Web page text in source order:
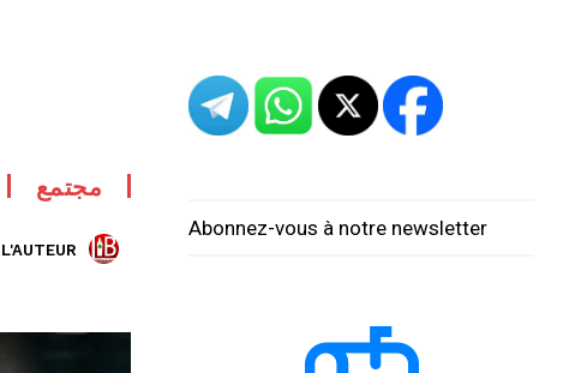
Abonnez-vous à notre newsletter
مجتمع
L'AUTEUR: